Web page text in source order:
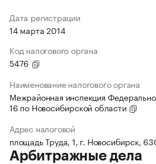
Дата регистрации
14 марта 2014
Код налогового органа
5476
Наименование налогового органа
Межрайонная инспекция
16 по Новосибирской области
Адрес налоговой
площадь Труда, 1, г. Новосибирск,
Арбитражные дела